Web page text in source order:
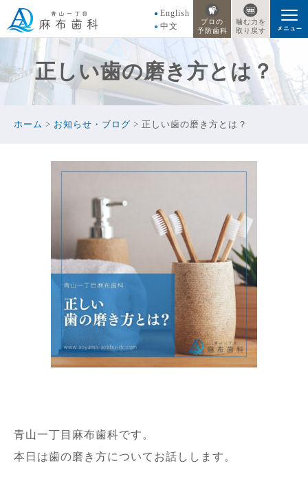
English
中文
プロの
予防歯科
噛む力を
取り戻す
正しい歯の磨き方とは？
ホーム > お知らせ・ブログ > 正しい歯の磨き方とは？
青山一丁目麻布歯科です。
本日は歯の磨き方についてお話しします。